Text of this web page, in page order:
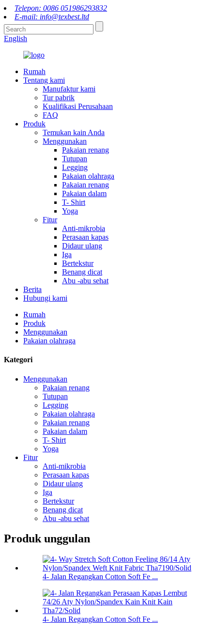
Telepon: 0086 051986293832
E-mail: info@texbest.ltd
English
Rumah
Tentang kami
Manufaktur kami
Tur pabrik
Kualifikasi Perusahaan
FAQ
Produk
Temukan kain Anda
Menggunakan
Pakaian renang
Tutupan
Legging
Pakaian olahraga
Pakaian renang
Pakaian dalam
T- Shirt
Yoga
Fitur
Anti-mikrobia
Perasaan kapas
Didaur ulang
Iga
Bertekstur
Benang dicat
Abu -abu sehat
Berita
Hubungi kami
Rumah
Produk
Menggunakan
Pakaian olahraga
Kategori
Menggunakan
Pakaian renang
Tutupan
Legging
Pakaian olahraga
Pakaian renang
Pakaian dalam
T- Shirt
Yoga
Fitur
Anti-mikrobia
Perasaan kapas
Didaur ulang
Iga
Bertekstur
Benang dicat
Abu -abu sehat
Produk unggulan
4- Jalan Regangkan Cotton Soft Fe ...
4- Jalan Regangkan Cotton Soft Fe ...